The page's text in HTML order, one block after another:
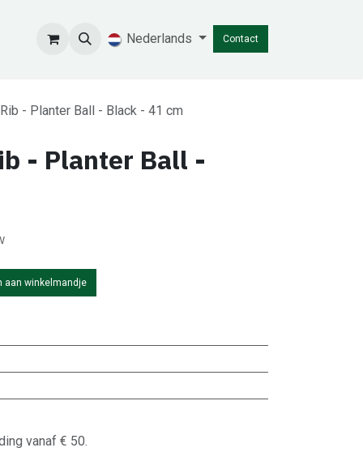
Nederlands Contact
- Planter Ball - Black - 41 cm
- Planter Ball -
aan winkelmandje
vanaf € 50.